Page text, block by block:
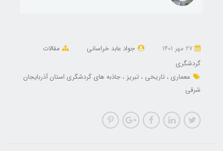
جواد عابد خراسانی
مقالات
گردشگری
معماری تاریخی تبریز جاذبه های گردشگری استان آذربایجان
شرقی